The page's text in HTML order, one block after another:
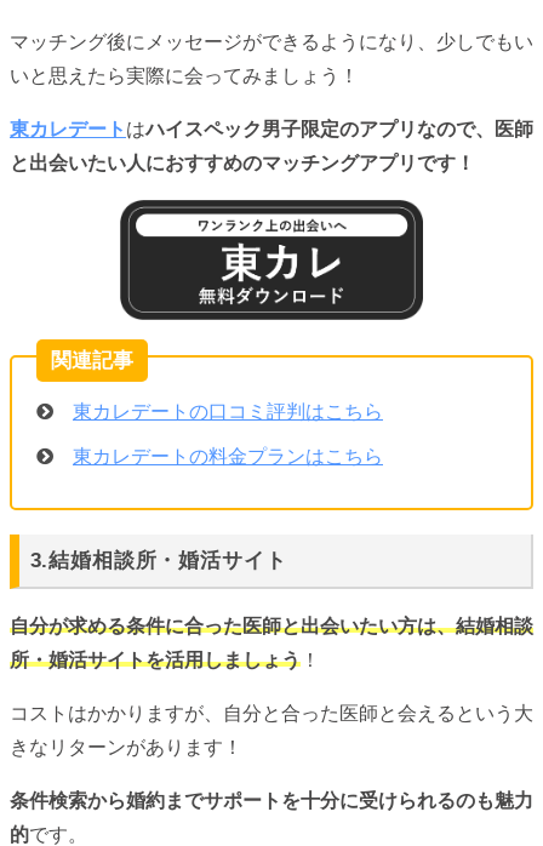
マッチング後にメッセージができるようになり、少しでもい
いと思えたら実際に会ってみましょう！
東カレデート はハイスペック男子限定のアプリなので、医師
と出会いたい人におすすめのマッチングアプリです！
東カレデートの口コミ評判はこちら
東カレデートの料金プランはこちら
3.結婚相談所・婚活サイト
自分が求める条件に合った医師と出会いたい方は、結婚相談
所・婚活サイトを活用しましょう ！
コストはかかりますが、自分と合った医師と会えるという大
きなリターンがあります！
条件検索から婚約までサポートを十分に受けられるのも魅力
的です。